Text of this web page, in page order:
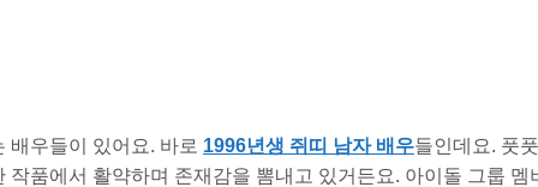
배우들이 있어요. 바로 1996년생 쥐띠 남자 배우들인데요. 풋
작품에서 활약하며 존재감을 뽐내고 있거든요. 아이돌 그룹 멤